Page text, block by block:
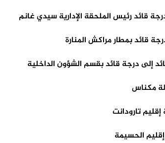
قائد رئيس الملحقة الإدارية سيدي غانم
قائد بمطار مراكش المنارة
إلى درجة قائد بقسم الشؤون الداخلية
مكناس
تارودانت
الحسيمة